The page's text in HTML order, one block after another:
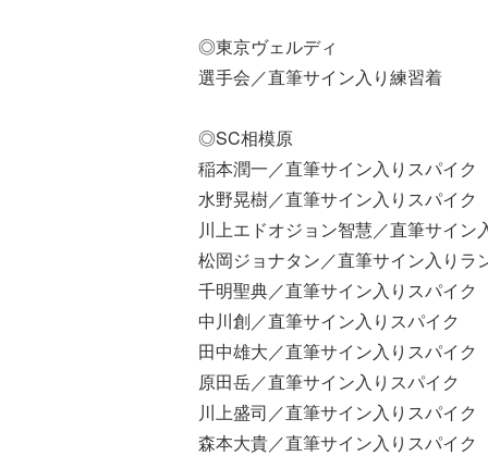
◎東京ヴェルディ
選手会／直筆サイン入り練習着
◎SC相模原
稲本潤一／直筆サイン入りスパイク
水野晃樹／直筆サイン入りスパイク
川上エドオジョン智慧／直筆サイン
松岡ジョナタン／直筆サイン入りラ
千明聖典／直筆サイン入りスパイク
中川創／直筆サイン入りスパイク
田中雄大／直筆サイン入りスパイク
原田岳／直筆サイン入りスパイク
川上盛司／直筆サイン入りスパイク
森本大貴／直筆サイン入りスパイク